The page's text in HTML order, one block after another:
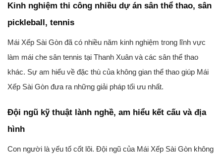
Kinh nghiệm thi công nhiều dự án sân thể thao, sân
pickleball, tennis
Mái Xếp Sài Gòn đã có nhiều năm kinh nghiệm trong lĩnh vực
làm mái che sân tennis tại Thanh Xuân và các sân thể thao
khác. Sự am hiểu về đặc thù của không gian thể thao giúp Mái
Xếp Sài Gòn đưa ra những giải pháp tối ưu nhất.
Đội ngũ kỹ thuật lành nghề, am hiểu kết cấu và địa
hình
Con người là yếu tố cốt lõi. Đội ngũ của Mái Xếp Sài Gòn không